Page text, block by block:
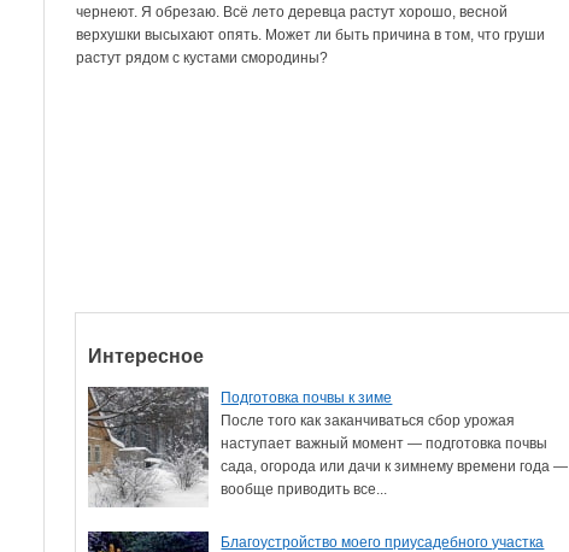
чернеют. Я обрезаю. Всё лето деревца растут хорошо, весной
верхушки высыхают опять. Может ли быть причина в том, что груши
растут рядом с кустами смородины?
Интересное
Подготовка почвы к зиме
После того как заканчиваться сбор урожая
наступает важный момент — подготовка почвы
сада, огорода или дачи к зимнему времени года —
вообще приводить все...
Благоустройство моего приусадебного участка